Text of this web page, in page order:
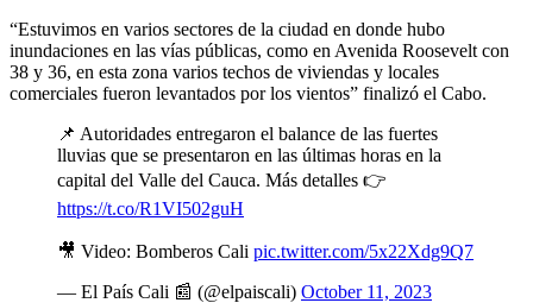
“Estuvimos en varios sectores de la ciudad en donde hubo
inundaciones en las vías públicas, como en Avenida Roosevelt con
38 y 36, en esta zona varios techos de viviendas y locales
comerciales fueron levantados por los vientos” finalizó el Cabo.
📌 Autoridades entregaron el balance de las fuertes
lluvias que se presentaron en las últimas horas en la
capital del Valle del Cauca. Más detalles 👉
https://t.co/R1VI502guH
🎥 Video: Bomberos Cali pic.twitter.com/5x22Xdg9Q7
— El País Cali 📰 (@elpaiscali) October 11, 2023